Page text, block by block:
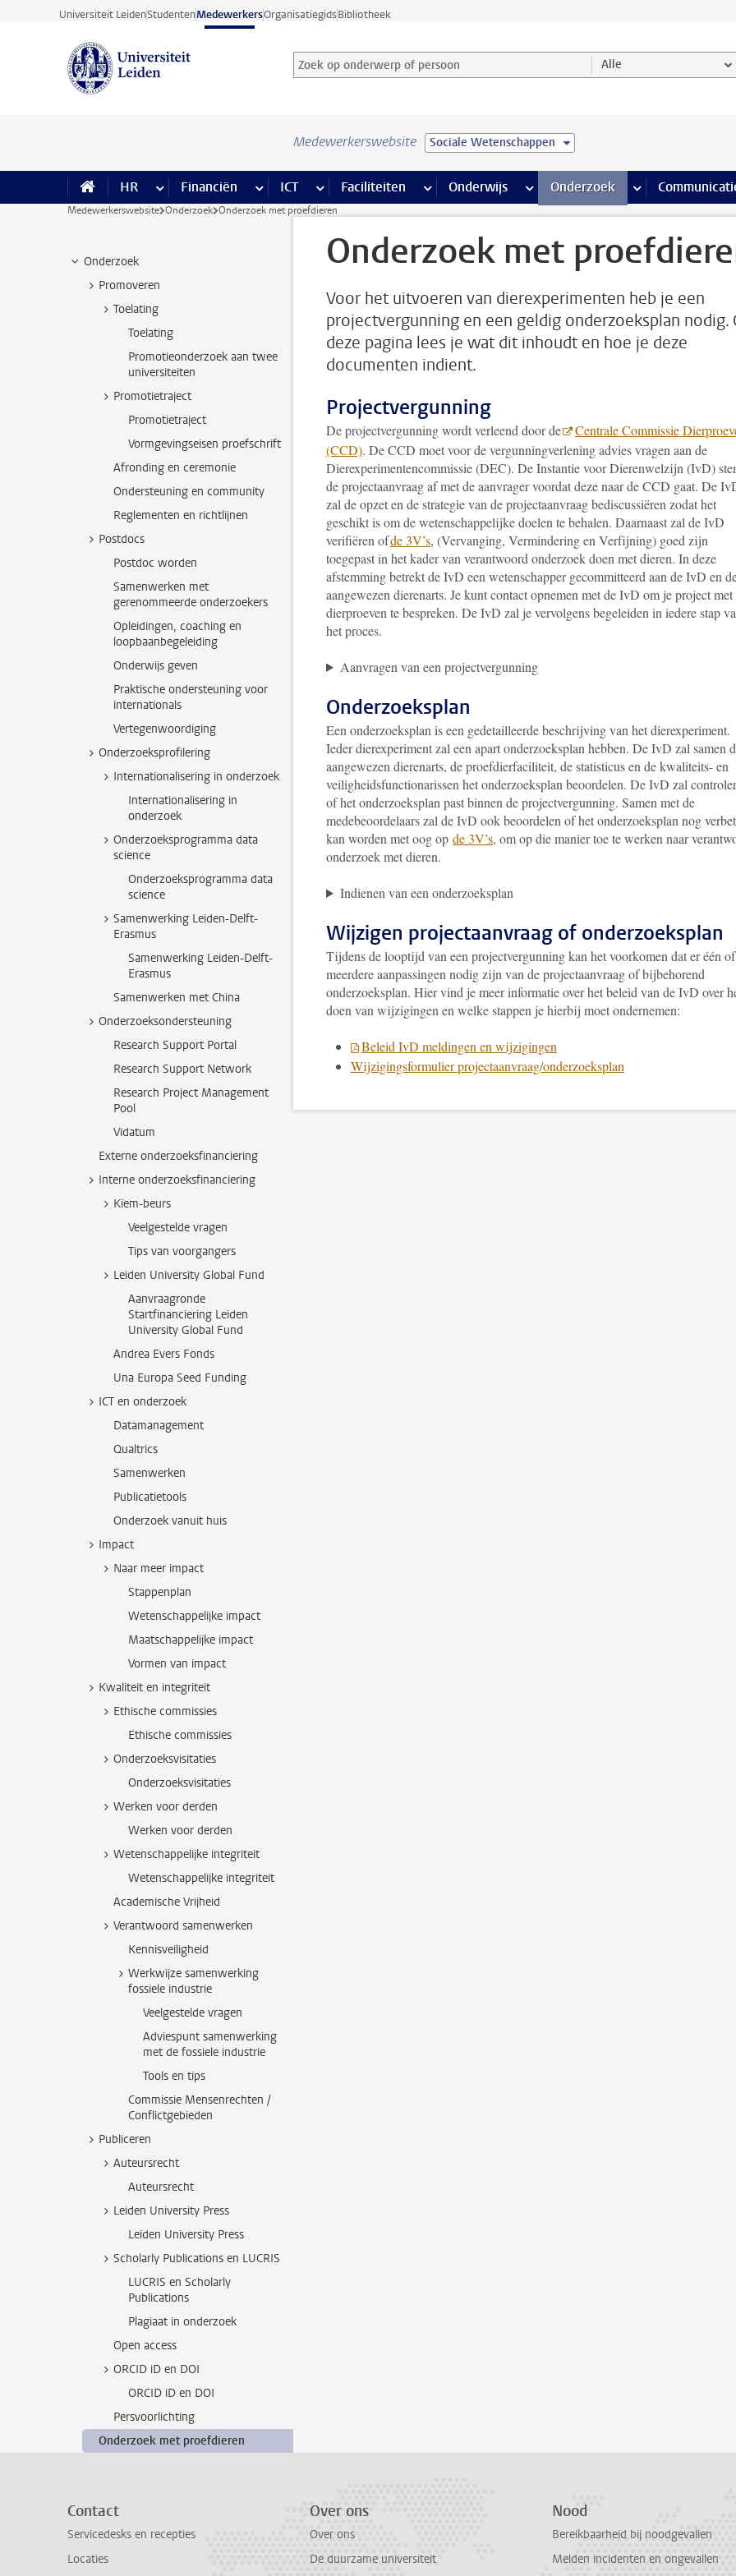
Ga direct naar de inhoud
Universiteit LeidenStudentenMedewerkersOrganisatiegidsBibliotheek
Zoek op onderwerp of persoon en selecteer categorie
Zoekterm Alle
Medewerkerswebsite Sociale Wetenschappen
HR meer HR pagina’s
Financiën meer Financiën pagina’s
ICT meer ICT pagina’s
Faciliteiten meer Faciliteiten pagina’s
Onderwijs meer Onderwijs pagina’s
Onderzoek meer Onderzoek
Medewerkerswebsite Onderzoek Onderzoek met proefdieren
Onderzoek
Promoveren
Toelating
Toelating
Promotieonderzoek aan twee
universiteiten
Promotietraject
Promotietraject
Vormgevingseisen proefschrift
Afronding en ceremonie
Ondersteuning en community
Reglementen en richtlijnen
Postdocs
Postdoc worden
Samenwerken met
gerenommeerde onderzoekers
Opleidingen, coaching en
loopbaanbegeleiding
Onderwijs geven
Praktische ondersteuning voor
internationals
Vertegenwoordiging
Onderzoeksprofilering
Internationalisering in onderzoek
Internationalisering in
onderzoek
Onderzoeksprogramma data
science
Onderzoeksprogramma data
science
Samenwerking Leiden-Delft-
Erasmus
Samenwerking Leiden-Delft-
Erasmus
Samenwerken met China
Onderzoeksondersteuning
Research Support Portal
Research Support Network
Research Project Management
Pool
Vidatum
Externe onderzoeksfinanciering
Interne onderzoeksfinanciering
Kiem-beurs
Veelgestelde vragen
Tips van voorgangers
Leiden University Global Fund
Aanvraagronde
Startfinanciering Leiden
University Global Fund
Andrea Evers Fonds
Una Europa Seed Funding
ICT en onderzoek
Datamanagement
Qualtrics
Samenwerken
Publicatietools
Onderzoek vanuit huis
Impact
Naar meer impact
Stappenplan
Wetenschappelijke impact
Maatschappelijke impact
Vormen van impact
Kwaliteit en integriteit
Ethische commissies
Ethische commissies
Onderzoeksvisitaties
Onderzoeksvisitaties
Werken voor derden
Werken voor derden
Wetenschappelijke integriteit
Wetenschappelijke integriteit
Academische Vrijheid
Verantwoord samenwerken
Kennisveiligheid
Werkwijze samenwerking
fossiele industrie
Veelgestelde vragen
Adviespunt samenwerking
met de fossiele industrie
Tools en tips
Commissie Mensenrechten /
Conflictgebieden
Publiceren
Auteursrecht
Auteursrecht
Leiden University Press
Leiden University Press
Scholarly Publications en LUCRIS
LUCRIS en Scholarly
Publications
Plagiaat in onderzoek
Open access
ORCID iD en DOI
ORCID iD en DOI
Persvoorlichting
Onderzoek met proefdieren
Onderzoek met
Voor het uitvoeren van dierexperimenten heb je een
projectvergunning en een geldig onderzoeksplan nodig.
deze pagina lees je wat dit inhoudt en hoe je deze
documenten indient.
Projectvergunning
De projectvergunning wordt verleend door de
Centrale Commissie
(CCD). De CCD moet voor de vergunningverlening advies vragen aan de
Dierexperimentencommissie (DEC). De Instantie voor Dierenwelzijn (IvD)
de projectaanvraag af met de aanvrager voordat deze naar de CCD gaat. De
zal de opzet en de strategie van de projectaanvraag bediscussiëren zodat het
geschikt is om de wetenschappelijke doelen te behalen. Daarnaast zal de IvD
verifiëren ofde 3V’s, (Vervanging, Vermindering en Verfijning) goed zijn
toegepast in het kader van verantwoord onderzoek doen met dieren. In deze
afstemming betrekt de IvD een wetenschapper gecommitteerd aan de IvD en
aangewezen dierenarts. Je kunt contact opnemen met de IvD om je project met
dierproeven te bespreken. De IvD zal je vervolgens begeleiden in iedere stap
het proces.
Aanvragen van een projectvergunning
Onderzoeksplan
Een onderzoeksplan is een gedetailleerde beschrijving van het dierexperiment.
Ieder dierexperiment zal een apart onderzoeksplan hebben. De IvD zal samen
aangewezen dierenarts, de proefdierfaciliteit, de statisticus en de kwaliteits- en
veiligheidsfunctionarissen het onderzoeksplan beoordelen. De IvD zal
of het onderzoeksplan past binnen de projectvergunning. Samen met de
medebeoordelaars zal de IvD ook beoordelen of het onderzoeksplan nog
kan worden met oog op de 3V’s, om op die manier toe te werken naar
onderzoek met dieren.
Indienen van een onderzoeksplan
Wijzigen projectaanvraag of onderzoeksplan
Tijdens de looptijd van een projectvergunning kan het voorkomen dat er één of
meerdere aanpassingen nodig zijn van de projectaanvraag of bijbehorend
onderzoeksplan. Hier vind je meer informatie over het beleid van de IvD over
doen van wijzigingen en welke stappen je hierbij moet ondernemen:
Beleid IvD meldingen en wijzigingen
Wijzigingsformulier projectaanvraag/onderzoeksplan
Contact
Servicedesks en recepties
Locaties
Over ons
Over ons
De duurzame universiteit
Nood
Bereikbaarheid bij noodgevallen
Melden incidenten en ongevallen